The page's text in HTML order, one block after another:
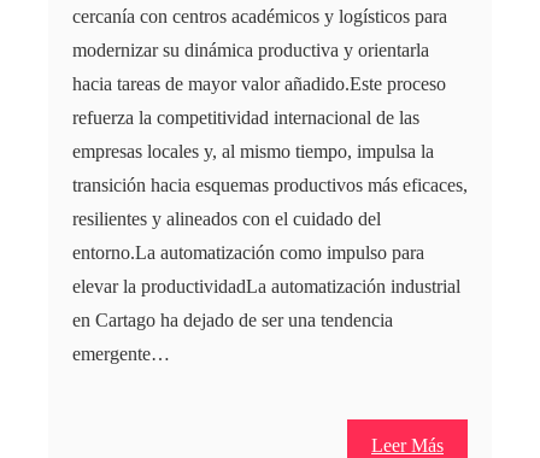
cercanía con centros académicos y logísticos para
modernizar su dinámica productiva y orientarla
hacia tareas de mayor valor añadido.Este proceso
refuerza la competitividad internacional de las
empresas locales y, al mismo tiempo, impulsa la
transición hacia esquemas productivos más eficaces,
resilientes y alineados con el cuidado del
entorno.La automatización como impulso para
elevar la productividadLa automatización industrial
en Cartago ha dejado de ser una tendencia
emergente…
Leer Más